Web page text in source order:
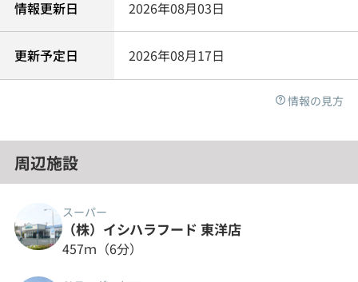
情報更新日 2026年08月03日
更新予定日 2026年08月17日
情報の見方
周辺施設
スーパー
（株）イシハラフード 東洋店
457ｍ（6分）